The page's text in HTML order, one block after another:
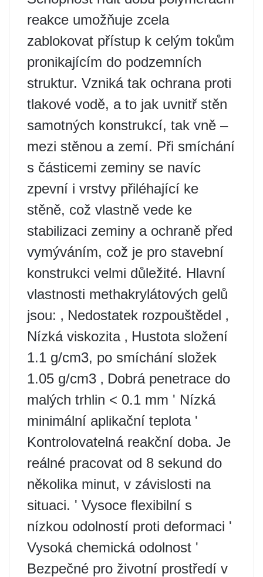
reakce umožňuje zcela
zablokovat přístup k celým tokům
pronikajícím do podzemních
struktur. Vzniká tak ochrana proti
tlakové vodě, a to jak uvnitř stěn
samotných konstrukcí, tak vně –
mezi stěnou a zemí. Při smíchání
s částicemi zeminy se navíc
zpevní i vrstvy přiléhající ke
stěně, což vlastně vede ke
stabilizaci zeminy a ochraně před
vymýváním, což je pro stavební
konstrukci velmi důležité. Hlavní
vlastnosti methakrylátových gelů
jsou: ‚ Nedostatek rozpouštědel ‚
Nízká viskozita ‚ Hustota složení
1.1 g/cm3, po smíchání složek
1.05 g/cm3 ‚ Dobrá penetrace do
malých trhlin < 0.1 mm ' Nízká
minimální aplikační teplota '
Kontrolovatelná reakční doba. Je
reálné pracovat od 8 sekund do
několika minut, v závislosti na
situaci. ' Vysoce flexibilní s
nízkou odolností proti deformaci '
Vysoká chemická odolnost '
Bezpečné pro životní prostředí v